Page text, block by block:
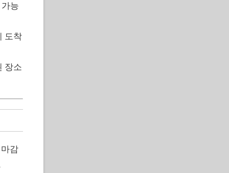
능
도착
장소
감